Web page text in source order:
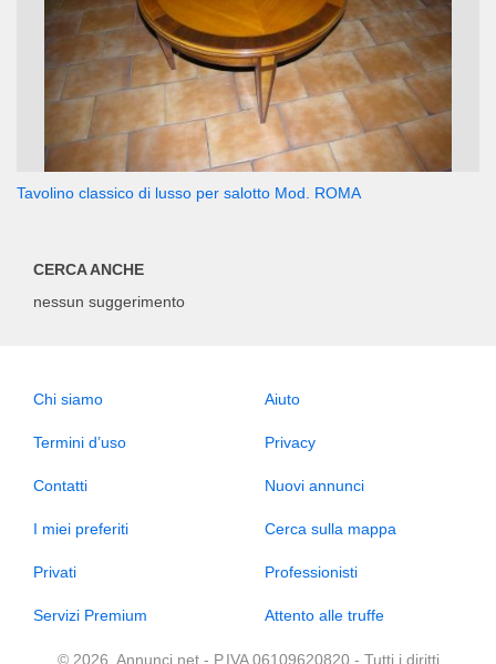
Tavolino classico di lusso per salotto Mod. ROMA
CERCA ANCHE
nessun suggerimento
Chi siamo Aiuto
Termini d’uso Privacy
Contatti Nuovi annunci
I miei preferiti Cerca sulla mappa
Privati Professionisti
Servizi Premium Attento alle truffe
© 2026, Annunci.net - P.IVA 06109620820 - Tutti i diritti